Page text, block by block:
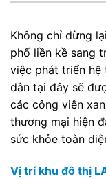
Không chỉ dừng
phố liền kề sang
việc phát triển hệ
dân tại đây sẽ
các công viên
thương mại hiện
sức khỏe toàn
Vị trí khu đô thị